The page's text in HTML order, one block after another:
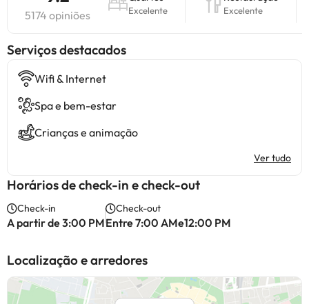
5174 opiniões Excelente Excelente
Serviços destacados
Wifi & Internet
Spa e bem-estar
Crianças e animação
Ver tudo
Horários de check-in e check-out
Check-in
A partir de 3:00 PM
Check-out
Entre 7:00 AMe12:00 PM
Localização e arredores